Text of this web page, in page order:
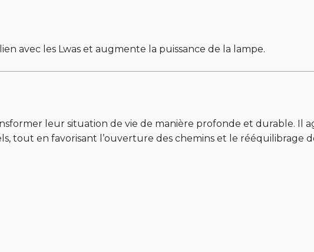
avec les Lwas et augmente la puissance de la lampe.
leur situation de vie de manière profonde et durable. Il
tout en favorisant l’ouverture des chemins et le rééquilibrage